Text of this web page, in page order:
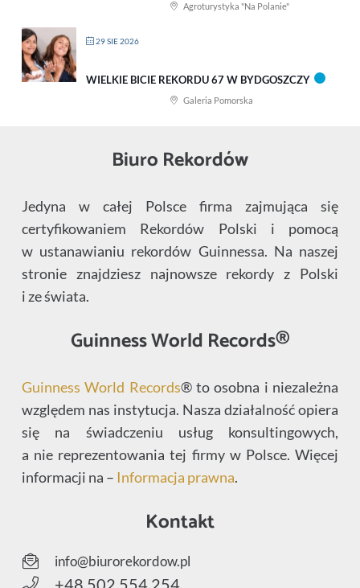
Agroturystyka "Na Polanie"
29 SIE 2026
WIELKIE BICIE REKORDU 67 W BYDGOSZCZY
Galeria Pomorska
Biuro Rekordów
Jedyna w całej Polsce firma zajmująca się
certyfikowaniem Rekordów Polski i pomocą
w ustanawianiu rekordów Guinnessa. Na naszej
stronie znajdziesz najnowsze rekordy z Polski
i ze świata.
Guinness World Records®
Guinness World Records® to osobna i niezależna
względem nas instytucja. Nasza działalność opiera
się na świadczeniu usług konsultingowych,
a nie reprezentowania tej firmy w Polsce. Więcej
informacji na – Informacja prawna.
Kontakt
info@biurorekordow.pl